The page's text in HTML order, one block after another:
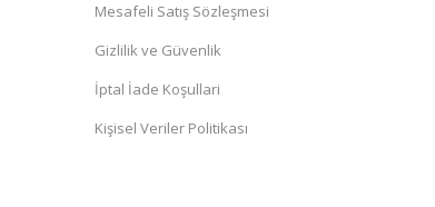
Mesafeli Satış Sözleşmesi
Gizlilik ve Güvenlik
İptal İade Koşullari
Kişisel Veriler Politikası